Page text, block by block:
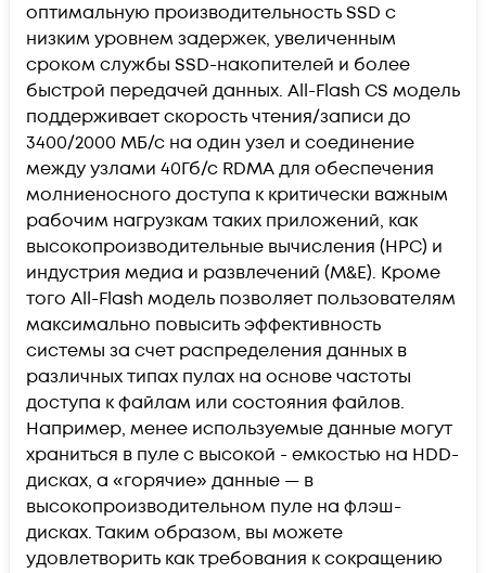
оптимальную производительность SSD с
низким уровнем задержек, увеличенным
сроком службы SSD-накопителей и более
быстрой передачей данных. All-Flash CS модель
поддерживает скорость чтения/записи до
3400/2000 МБ/с на один узел и соединение
между узлами 40Гб/с RDMA для обеспечения
молниеносного доступа к критически важным
рабочим нагрузкам таких приложений, как
высокопроизводительные вычисления (HPC) и
индустрия медиа и развлечений (M&E). Кроме
того All-Flash модель позволяет пользователям
максимально повысить эффективность
системы за счет распределения данных в
различных типах пулах на основе частоты
доступа к файлам или состояния файлов.
Например, менее используемые данные могут
храниться в пуле с высокой - емкостью на HDD-
дисках, а «горячие» данные — в
высокопроизводительном пуле на флэш-
дисках. Таким образом, вы можете
удовлетворить как требования к сокращению